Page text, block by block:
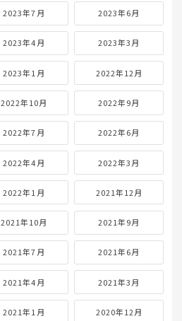
2023年7月 2023年6月
2023年4月 2023年3月
2023年1月 2022年12月
2022年10月 2022年9月
2022年7月 2022年6月
2022年4月 2022年3月
2022年1月 2021年12月
2021年10月 2021年9月
2021年7月 2021年6月
2021年4月 2021年3月
2021年1月 2020年12月